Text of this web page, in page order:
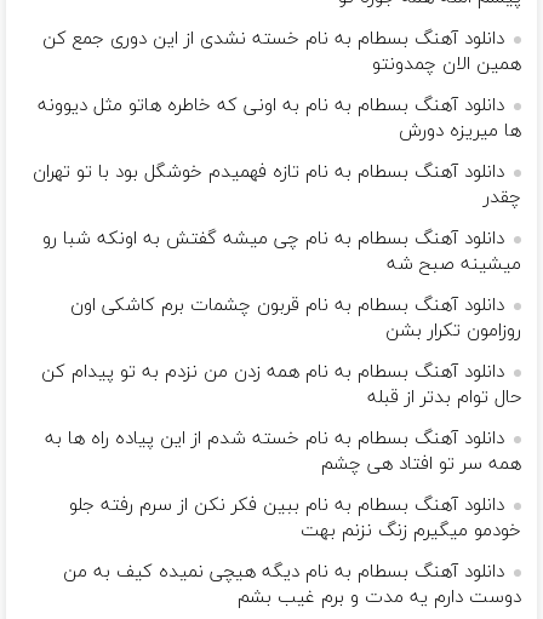
دانلود آهنگ بسطام به نام خسته نشدی از این دوری جمع کن
همین الان چمدونتو
دانلود آهنگ بسطام به نام به اونی که خاطره هاتو مثل دیوونه
ها میریزه دورش
دانلود آهنگ بسطام به نام تازه فهمیدم خوشگل بود با تو تهران
چقدر
دانلود آهنگ بسطام به نام چی میشه گفتش به اونکه شبا رو
میشینه صبح شه
دانلود آهنگ بسطام به نام قربون چشمات برم کاشکی اون
روزامون تکرار بشن
دانلود آهنگ بسطام به نام همه زدن من نزدم به تو پیدام کن
حال توام بدتر از قبله
دانلود آهنگ بسطام به نام خسته شدم از این پیاده راه ها به
همه سر تو افتاد هی چشم
دانلود آهنگ بسطام به نام ببین فکر نکن از سرم رفته جلو
خودمو میگیرم زنگ نزنم بهت
دانلود آهنگ بسطام به نام دیگه هیچی نمیده کیف به من
دوست دارم یه مدت و برم غیب بشم